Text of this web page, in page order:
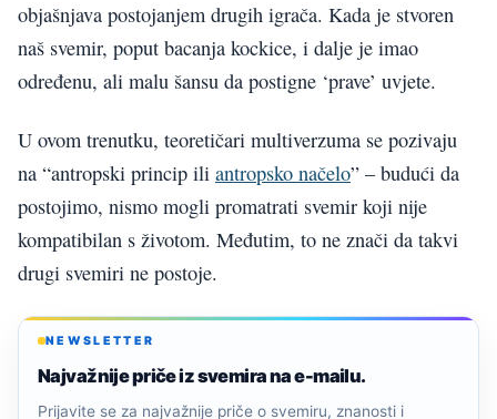
objašnjava postojanjem drugih igrača. Kada je stvoren
naš svemir, poput bacanja kockice, i dalje je imao
određenu, ali malu šansu da postigne ‘prave’ uvjete.
U ovom trenutku, teoretičari multiverzuma se pozivaju
na “antropski princip ili antropsko načelo” – budući da
postojimo, nismo mogli promatrati svemir koji nije
kompatibilan s životom. Međutim, to ne znači da takvi
drugi svemiri ne postoje.
NEWSLETTER
Najvažnije priče iz svemira na e-mailu.
Prijavite se za najvažnije priče o svemiru, znanosti i